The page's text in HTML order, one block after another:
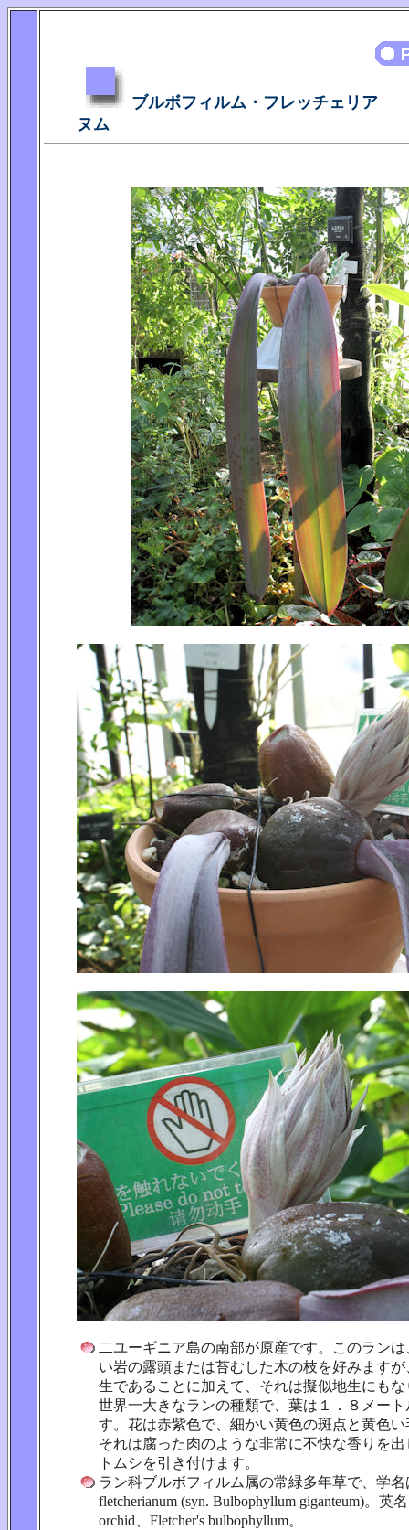
ブルボフィルム・フレッチェリア
ヌム
二ユーギニア島の南部が原産です。このラン
い岩の露頭または苔むした木の枝を好みます
生であることに加えて、それは擬似地生にも
世界一大きなランの種類で、葉は１．８メー
す。花は赤紫色で、細かい黄色の斑点と黄色
それは腐った肉のような非常に不快な香りを
トムシを引き付けます。
ラン科ブルボフィルム属の常緑多年草で、学名
fletcherianum (syn. Bulbophyllum giganteum)。英
orchid、Fletcher's bulbophyllum。